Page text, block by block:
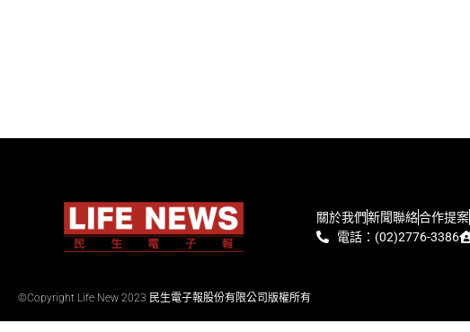
關於我們新聞聯絡合作提案
電話：(02)2776-3386
©Copyright Life New 2023 民生電子報股份有限公司版權所有